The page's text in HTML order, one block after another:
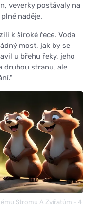
veverky postávaly na
naděje.
k široké řece. Voda
most, jak by se
u břehu řeky, jeho
druhou stranu, ale
Stromu A Zvířatům - 4